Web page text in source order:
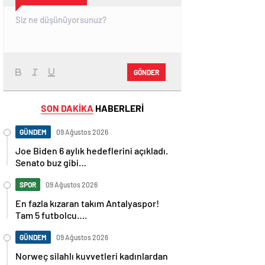
GÖNDER
SON DAKİKA HABERLERİ
GÜNDEM 09 Ağustos 2026
Joe Biden 6 aylık hedeflerini açıkladı.
Senato buz gibi…
SPOR 09 Ağustos 2026
En fazla kızaran takım Antalyaspor!
Tam 5 futbolcu….
GÜNDEM 09 Ağustos 2026
Norweç silahlı kuvvetleri kadınlardan